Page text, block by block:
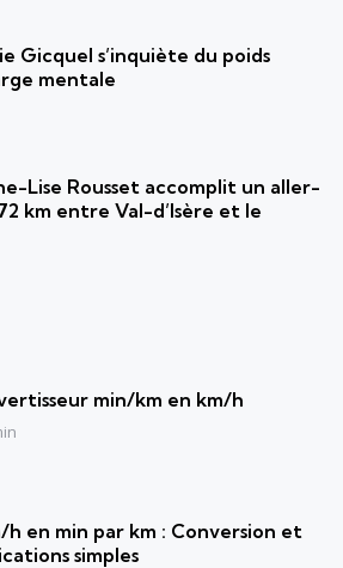
Gicquel s’inquiète du poids
mentale
Lise Rousset accomplit un aller-
km entre Val-d’Isère et le
min/km en km/h
h en min par km : Conversion et
simples